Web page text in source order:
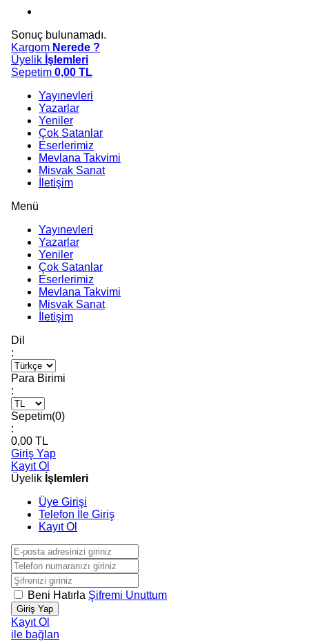
Sonuç bulunamadı.
Kargom Nerede ?
Üyelik İşlemleri
Sepetim 0,00 TL
Yayınevleri
Yazarlar
Yeniler
Çok Satanlar
Eserlerimiz
Mevlana Takvimi
Misvak Sanat
İletişim
Menü
Yayınevleri
Yazarlar
Yeniler
Çok Satanlar
Eserlerimiz
Mevlana Takvimi
Misvak Sanat
İletişim
Dil
:
Para Birimi
:
Sepetim(0)
:
0,00 TL
Giriş Yap
Kayıt Ol
Üyelik İşlemleri
Üye Girişi
Telefon İle Giriş
Kayıt Ol
Beni Hatırla Şifremi Unuttum
Giriş Yap
Kayıt Ol
ile bağlan